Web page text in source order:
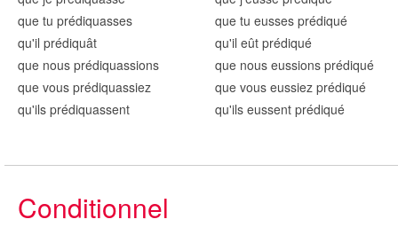
que tu prédiquasses
qu'il prédiquât
que nous prédiquassions
que vous prédiquassiez
qu'ils prédiquassent
que tu eusses prédiqué
qu'il eût prédiqué
que nous eussions prédiqué
que vous eussiez prédiqué
qu'ils eussent prédiqué
Conditionnel